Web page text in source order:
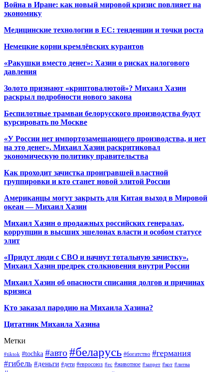
Война в Иране: как новый мировой кризис повлияет на
экономику
Медицинские технологии в ЕС: тенденции и точки роста
Немецкие корни кремлёвских курантов
«Ракушки вместо денег»: Хазин о рисках налогового
давления
Золото признают «криптовалютой»? Михаил Хазин
раскрыл подробности нового закона
Беспилотные трамваи белорусского производства будут
курсировать по Москве
«У России нет импортозамещающего производства, и нет
на это денег». Михаил Хазин раскритиковал
экономическую политику правительства
Как проходит зачистка проигравшей властной
группировки и кто станет новой элитой России
Американцы могут закрыть для Китая выход в Мировой
океан — Михаил Хазин
Михаил Хазин о продажных российских генералах,
коррупции в высших эшелонах власти и особом статусе
элит
«Придут люди с СВО и начнут тотальную зачистку».
Михаил Хазин предрек столкновения внутри России
Михаил Хазин об опасности списания долгов и причинах
кризиса
Кто заказал пародию на Михаила Хазина?
Цитатник Михаила Хазина
Метки
#tiktok #tochka #авто#беларусь #богатство #германия
#гибель #деньги #дети #евросоюз #ес #животное #запрет #кот #литва